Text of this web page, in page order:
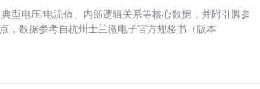
型电压/电流值、内部逻辑关系等核心数据，并附引脚参
，数据参考自杭州士兰微电子官方规格书（版本